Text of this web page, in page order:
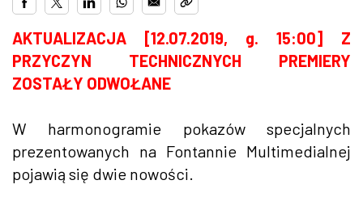
AKTUALIZACJA [12.07.2019, g. 15:00] Z
PRZYCZYN TECHNICZNYCH PREMIERY
ZOSTAŁY ODWOŁANE
W harmonogramie pokazów specjalnych
prezentowanych na Fontannie Multimedialnej
pojawią się dwie nowości.